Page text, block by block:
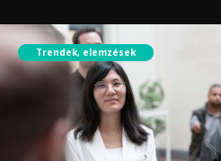
Trendek, elemzések